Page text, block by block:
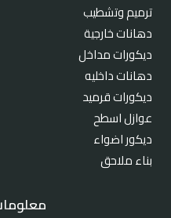
ترميم وتشطيب
دهانات خارجية
ديكورات مداخل
دهانات داخليه
ديكورات قرميد
عوازل اسطح
ديكور اضواء
بناء ملاحق